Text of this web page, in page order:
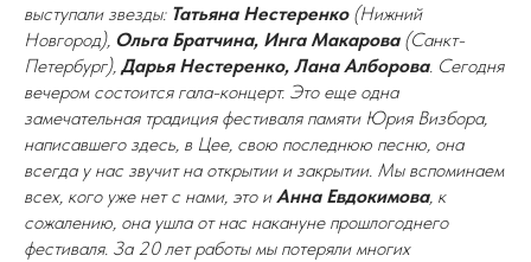
выступали звезды: Татьяна Нестеренко(Нижний
Новгород), Ольга Братчина, Инга Макарова(Санкт-
Петербург), Дарья Нестеренко, Лана Алборова. Сегодня
вечером состоится гала-концерт. Это еще одна
замечательная традиция фестиваля памяти Юрия Визбора,
написавшего здесь, в Цее, свою последнюю песню, она
всегда у нас звучит на открытии и закрытии. Мы вспоминаем
всех, кого уже нет с нами, это иАнна Евдокимова, к
сожалению, она ушла от нас накануне прошлогоднего
фестиваля. За 20 лет работы мы потеряли многих